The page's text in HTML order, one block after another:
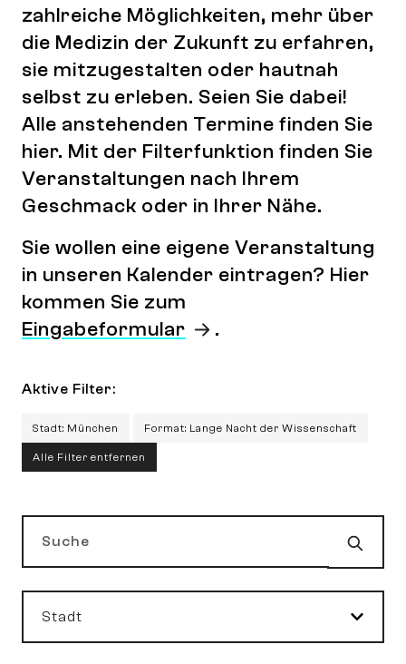
zahlreiche Möglichkeiten, mehr über
die Medizin der Zukunft zu erfahren,
sie mitzugestalten oder hautnah
selbst zu erleben. Seien Sie dabei!
Alle anstehenden Termine finden Sie
hier. Mit der Filterfunktion finden Sie
Veranstaltungen nach Ihrem
Geschmack oder in Ihrer Nähe.
Sie wollen eine eigene Veranstaltung
in unseren Kalender eintragen? Hier
kommen Sie zum
Eingabeformular
.
Aktive Filter:
Stadt: München Format: Lange Nacht der Wissenschaft
Alle Filter entfernen
Suche
Stadt